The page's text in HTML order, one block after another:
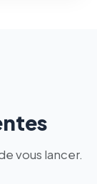
vous lancer.